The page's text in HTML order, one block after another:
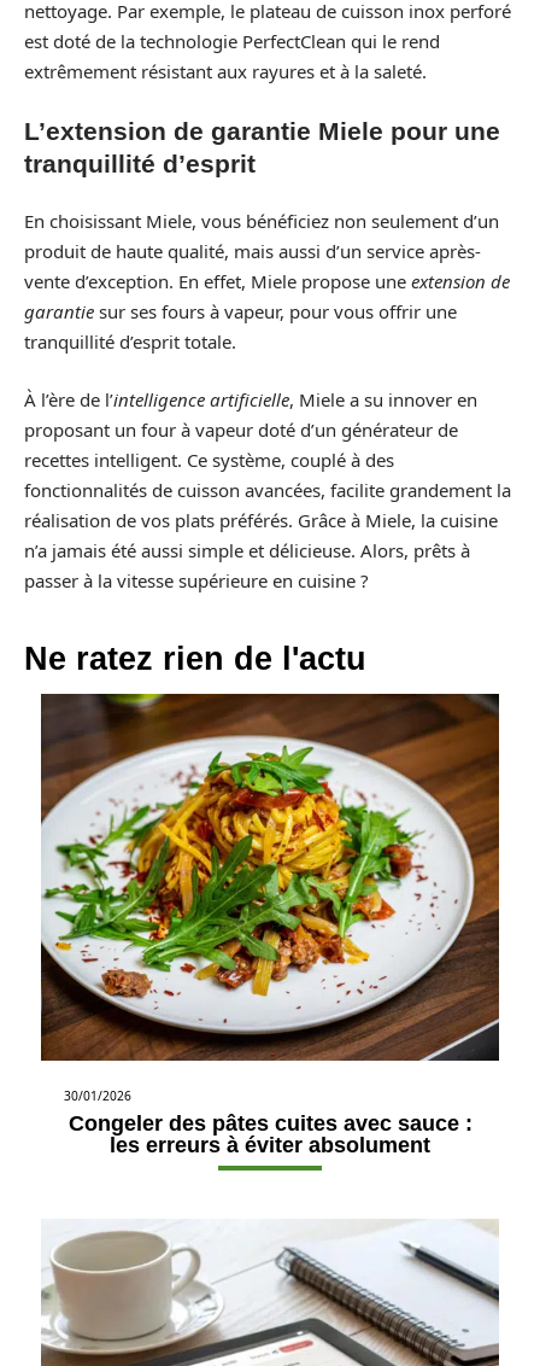
nettoyage. Par exemple, le plateau de cuisson inox perforé
est doté de la technologie PerfectClean qui le rend
extrêmement résistant aux rayures et à la saleté.
L’extension de garantie Miele pour une
tranquillité d’esprit
En choisissant Miele, vous bénéficiez non seulement d’un
produit de haute qualité, mais aussi d’un service après-
vente d’exception. En effet, Miele propose une extension de
garantie sur ses fours à vapeur, pour vous offrir une
tranquillité d’esprit totale.
À l’ère de l’intelligence artificielle, Miele a su innover en
proposant un four à vapeur doté d’un générateur de
recettes intelligent. Ce système, couplé à des
fonctionnalités de cuisson avancées, facilite grandement la
réalisation de vos plats préférés. Grâce à Miele, la cuisine
n’a jamais été aussi simple et délicieuse. Alors, prêts à
passer à la vitesse supérieure en cuisine ?
Ne ratez rien de l'actu
30/01/2026
Congeler des pâtes cuites avec sauce :
les erreurs à éviter absolument